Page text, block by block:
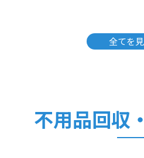
全てを
不用品回収